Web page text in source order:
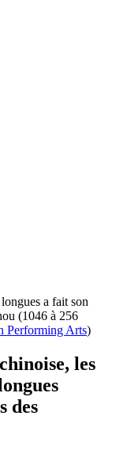
a fait son
(1046 à 256
Performing Arts)
les
des